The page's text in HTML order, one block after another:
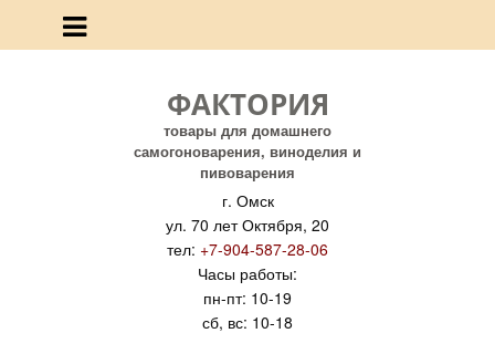
ФАКТОРИЯ
товары для домашнего
самогоноварения, виноделия и
пивоварения
г. Омск
ул. 70 лет Октября, 20
тел: +7-904-587-28-06
Часы работы:
пн-пт: 10-19
сб, вс: 10-18